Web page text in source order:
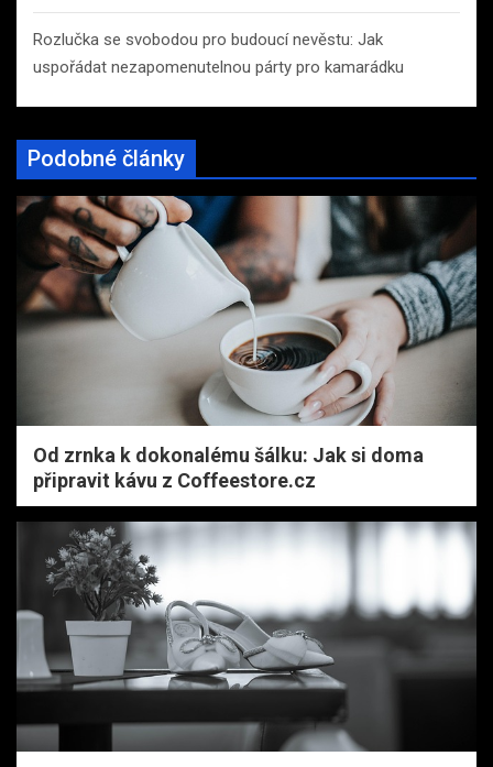
Rozlučka se svobodou pro budoucí nevěstu: Jak
uspořádat nezapomenutelnou párty pro kamarádku
Podobné články
Od zrnka k dokonalému šálku: Jak si doma
připravit kávu z Coffeestore.cz